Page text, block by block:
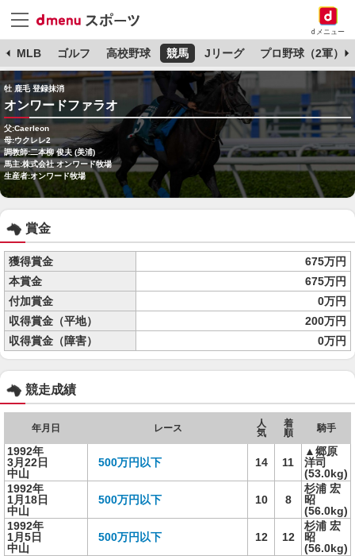
dメニュー
MLB ゴルフ 高校野球 競馬 Jリーグ プロ野球（2軍）
牡 鹿毛 登録抹消
オンワードファラオ
父:Caerleon
母:ウクレレ2
調教師:二本柳 俊夫 (美浦)
馬主:株式会社 オンワード牧場
生産者:オンワード牧場
賞金
獲得賞金
675万円
本賞金
675万円
付加賞金
0万円
収得賞金（平地）
200万円
収得賞金（障害）
0万円
競走成績
年月日 レース
人
気
着
順
騎手
1992年
3月22日
中山
500万円以下 14 11
▲郷原
洋司
(53.0kg)
1992年
1月18日
中山
500万円以下 10 8
杉浦 宏
昭
(56.0kg)
1992年
1月5日
中山
500万円以下 12 12
杉浦 宏
昭
(56.0kg)